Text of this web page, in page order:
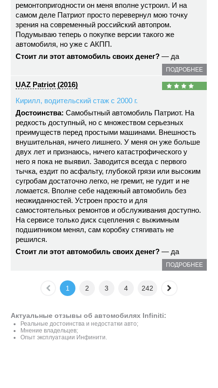
ремонтопригодности он меня вполне устроил. И на
самом деле Патриот просто перевернул мою точку
зрения на современный российский автопром.
Подумываю теперь о покупке версии такого же
автомобиля, но уже с АКПП.
Стоит ли этот автомобиль своих денег? — да
ПОДРОБНЕЕ
UAZ Patriot (2016)
Кирилл, водительский стаж с 2000 г.
Достоинства: Самобытный автомобиль Патриот. На
редкость доступный, но с множеством серьезных
преимуществ перед простыми машинами. Внешность
внушительная, ничего лишнего. У меня он уже больше
двух лет и признаюсь, ничего катастрофического у
него я пока не выявил. Заводится всегда с первого
тычка, ездит по асфальту, глубокой грязи или высоким
сугробам достаточно легко, не гремит, не гудит и не
ломается. Вполне себе надежный автомобиль без
неожиданностей. Устроен просто и для
самостоятельных ремонтов и обслуживания доступно.
На сервисе только диск сцепления с выжимным
подшипником менял, сам коробку стягивать не
решился.
Стоит ли этот автомобиль своих денег? — да
ПОДРОБНЕЕ
1 2 3 4 242
Актуальные отзывы об автомобилях Infiniti:
Реальные достоинства и недостатки авто;
Мнение владельцев;
Опыт эксплуатации Инфинити.